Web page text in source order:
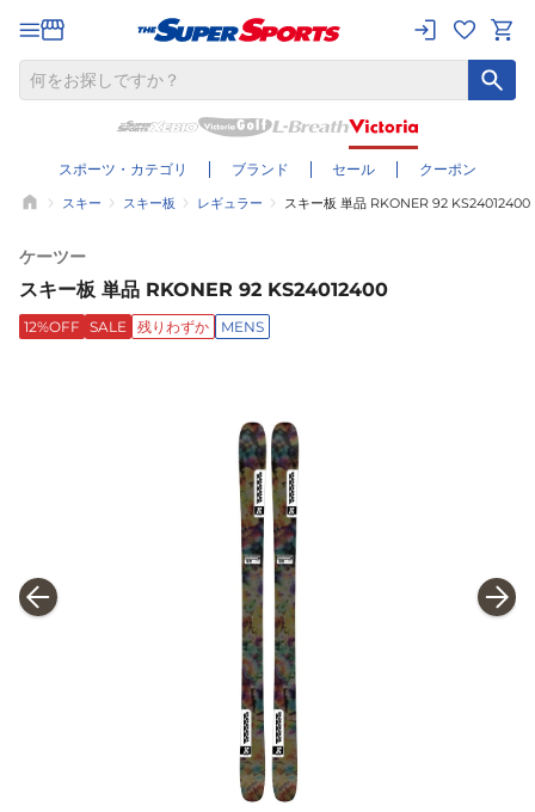
スポーツ・カテゴリ ブランド セール クーポン
スキー スキー板 レギュラー スキー板 単品 RKONER 92 KS24012400
ケーツー
スキー板 単品 RKONER 92 KS24012400
12%OFF SALE 残りわずか MENS